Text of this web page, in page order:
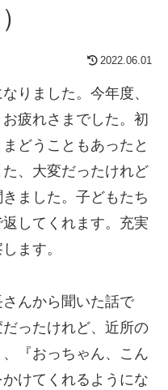
2022.06.01
りました。今年度、
疲れさまでした。初
どうこともあったと
、大変だったけれど
ました。子どもたち
してくれます。充実
ます。
んから聞いた話で
ったけれど、近所の
『おっちゃん、こん
けてくれるようにな